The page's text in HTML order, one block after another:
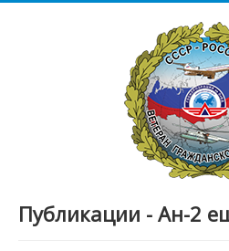
Публикации - Ан-2